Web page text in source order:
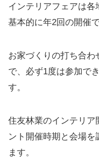
インテリアフェアは各
基本的に年2回の開催で
お家づくりの打ち合
で、必ず1度は参加で
す。
住友林業のインテリ
ント開催時期と会場を
ます。